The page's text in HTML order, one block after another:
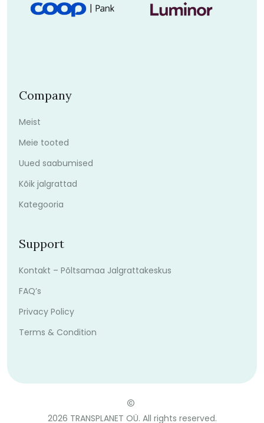
Company
Meist
Meie tooted
Uued saabumised
Kõik jalgrattad
Kategooria
Support
Kontakt – Põltsamaa Jalgrattakeskus
FAQ’s
Privacy Policy
Terms & Condition
2026 TRANSPLANET OÜ. All rights reserved.